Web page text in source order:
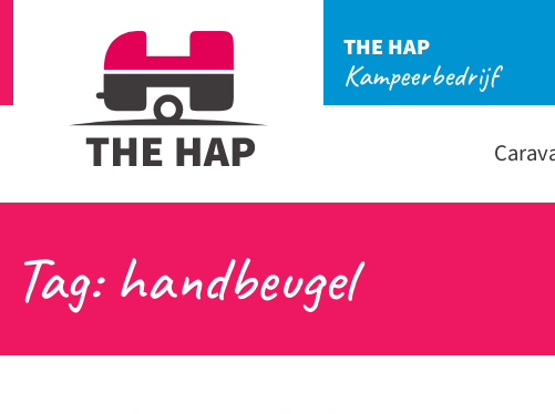
THE HAP
Kampeerbedrijf
Tag: handbeugel